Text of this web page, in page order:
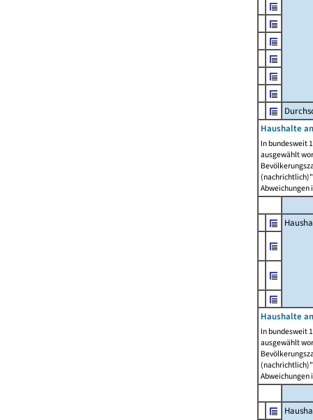
Haushalte
In bundesweit
ausgewählt
Abweichungen
Haushalte
In bundesweit
ausgewählt
Abweichungen